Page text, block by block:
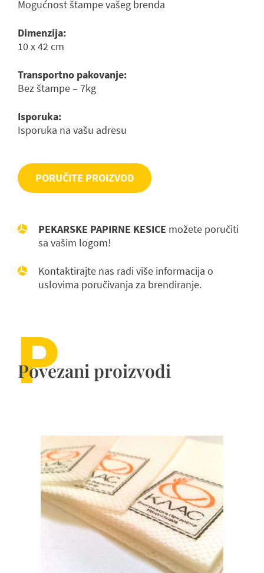
Mogućnost štampe vašeg brenda
Dimenzija:
10 x 42 cm
Transportno pakovanje:
Bez štampe – 7kg
Isporuka:
Isporuka na vašu adresu
PORUČITE PROIZVOD
PEKARSKE PAPIRNE KESICE možete poručiti
sa vašim logom!
Kontaktirajte nas radi više informacija o
uslovima poručivanja za brendiranje.
P
Povezani proizvodi
P
Porudžbenica